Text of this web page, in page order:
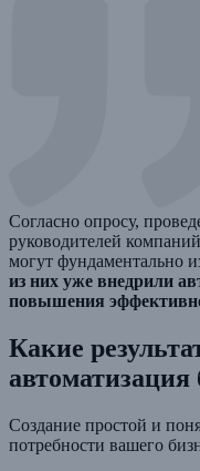
Согласно опросу,
руководителей
могут фундаментально
из них уже внедрили
повышения
Какие
автоматизация
Создание простой и
потребности вашего